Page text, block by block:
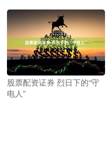
​股票配资证券 烈日下的“守
电人”